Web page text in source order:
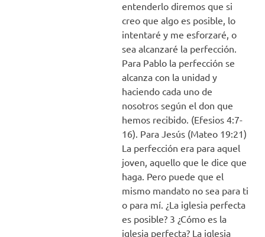
entenderlo diremos que si
creo que algo es posible, lo
intentaré y me esforzaré, o
sea alcanzaré la perfección.
Para Pablo la perfección se
alcanza con la unidad y
haciendo cada uno de
nosotros según el don que
hemos recibido. (Efesios 4:7-
16). Para Jesús (Mateo 19:21)
La perfección era para aquel
joven, aquello que le dice que
haga. Pero puede que el
mismo mandato no sea para ti
o para mí. ¿La iglesia perfecta
es posible? 3 ¿Cómo es la
iglesia perfecta? La iglesia